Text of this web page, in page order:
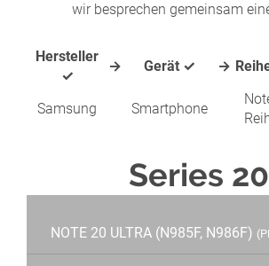
wir besprechen gemeinsam
Hersteller
✓
→ Gerät ✓ →
Samsung Smartphone
Series 20
NOTE 20 ULTRA (N985F, N986F)